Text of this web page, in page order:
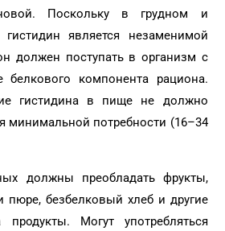
Поскольку в грудном и
гистидин является незаменимой
должен поступать в организм с
компонента рациона.
гистидина в пище не должно
минимальной потребности (16–34
должны преобладать фрукты,
пюре, безбелковый хлеб и другие
Могут употребляться